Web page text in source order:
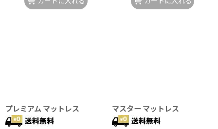
プレミアム マットレス マスター マットレス